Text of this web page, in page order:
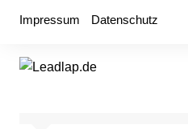
Impressum Datenschutz